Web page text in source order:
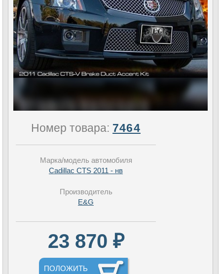
Номер товара: 7464
Марка/модель автомобиля
Cadillac CTS 2011 - нв
Производитель
E&G
23 870 ₽
ПОЛОЖИТЬ